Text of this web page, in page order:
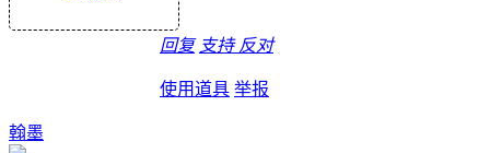
回复 支持 反对
使用道具 举报
翰墨